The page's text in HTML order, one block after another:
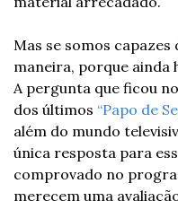
Mas se somos
maneira, porque ainda
A pergunta que ficou
dos últimos “Papo de
além do mundo
única resposta para
comprovado no
merecem uma